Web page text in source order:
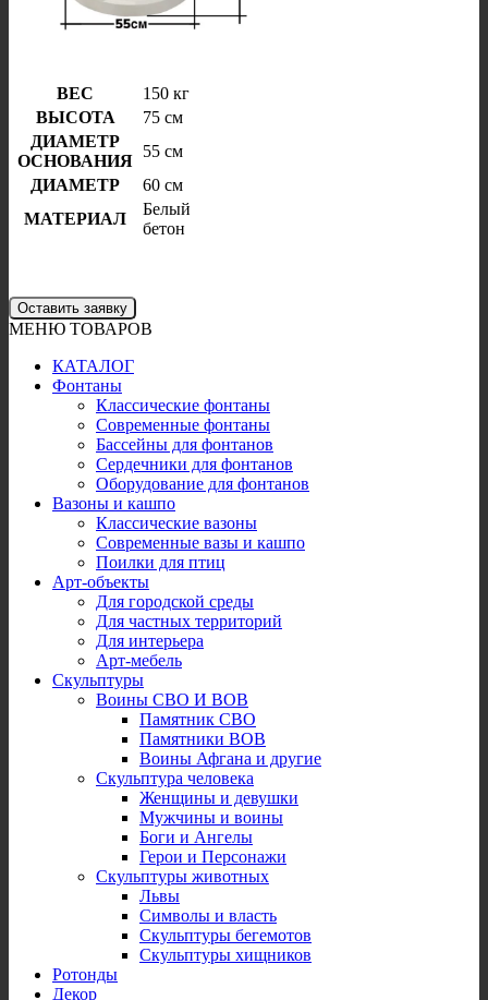
ВЕС
150 кг
ВЫСОТА
75 см
ДИАМЕТР
ОСНОВАНИЯ
55 см
ДИАМЕТР
60 см
МАТЕРИАЛ
Белый
бетон
Оставить заявку
МЕНЮ ТОВАРОВ
КАТАЛОГ
Фонтаны
Классические фонтаны
Современные фонтаны
Бассейны для фонтанов
Сердечники для фонтанов
Оборудование для фонтанов
Вазоны и кашпо
Классические вазоны
Современные вазы и кашпо
Поилки для птиц
Арт-объекты
Для городской среды
Для частных территорий
Для интерьера
Арт-мебель
Скульптуры
Воины СВО И ВОВ
Памятник СВО
Памятники ВОВ
Воины Афгана и другие
Скульптура человека
Женщины и девушки
Мужчины и воины
Боги и Ангелы
Герои и Персонажи
Скульптуры животных
Львы
Символы и власть
Скульптуры бегемотов
Скульптуры хищников
Ротонды
Декор